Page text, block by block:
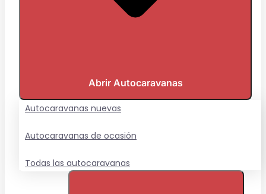
Abrir Autocaravanas
Autocaravanas nuevas
Autocaravanas de ocasión
Todas las autocaravanas